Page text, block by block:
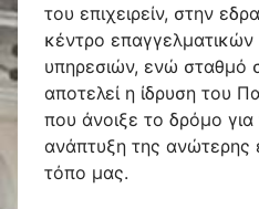
του επιχειρείν, στην
κέντρο επαγγελματικών
υπηρεσιών, ενώ σταθμό
αποτελεί η ίδρυση του
που άνοιξε το δρόμο
ανάπτυξη της ανώτερης
τόπο μας.